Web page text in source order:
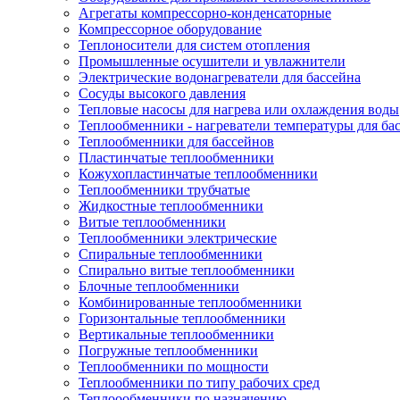
Агрегаты компрессорно-конденсаторные
Компрессорное оборудование
Теплоносители для систем отопления
Промышленные осушители и увлажнители
Электрические водонагреватели для бассейна
Сосуды высокого давления
Тепловые насосы для нагрева или охлаждения воды
Теплообменники - нагреватели температуры для
Теплообменники для бассейнов
Пластинчатые теплообменники
Кожухопластинчатые теплообменники
Теплообменники трубчатые
Жидкостные теплообменники
Витые теплообменники
Теплообменники электрические
Спиральные теплообменники
Спирально витые теплообменники
Блочные теплообменники
Комбинированные теплообменники
Горизонтальные теплообменники
Вертикальные теплообменники
Погружные теплообменники
Теплообменники по мощности
Теплообменники по типу рабочих сред